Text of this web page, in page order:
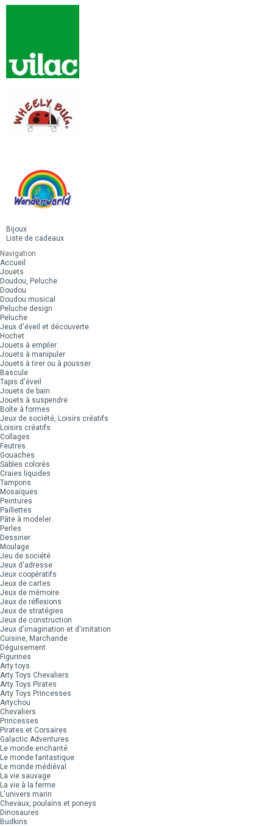
Bijoux
Liste de cadeaux
Navigation
Accueil
Jouets
Doudou, Peluche
Doudou
Doudou musical
Peluche design
Peluche
Jeux d'éveil et découverte
Hochet
Jouets à empiler
Jouets à manipuler
Jouets à tirer ou à pousser
Bascule
Tapis d'éveil
Jouets de bain
Jouets à suspendre
Boîte à formes
Jeux de société, Loisirs créatifs
Loisirs créatifs
Collages
Feutres
Gouaches
Sables colorés
Craies liquides
Tampons
Mosaïques
Peintures
Paillettes
Pâte à modeler
Perles
Dessiner
Moulage
Jeu de société
Jeux d'adresse
Jeux coopératifs
Jeux de cartes
Jeux de mémoire
Jeux de réflexions
Jeux de stratégies
Jeux de construction
Jeux d'imagination et d'imitation
Cuisine, Marchande
Déguisement
Figurines
Arty toys
Arty Toys Chevaliers
Arty Toys Pirates
Arty Toys Princesses
Artychou
Chevaliers
Princesses
Pirates et Corsaires
Galactic Adventures
Le monde enchanté
Le monde fantastique
Le monde médiéval
La vie sauvage
La vie à la ferme
L'univers marin
Chevaux, poulains et poneys
Dinosaures
Budkins